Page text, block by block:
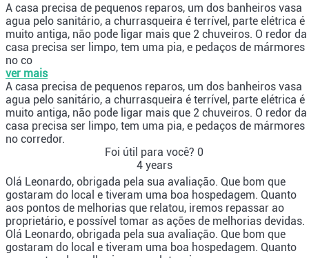
A casa precisa de pequenos reparos, um dos banheiros vasa
agua pelo sanitário, a churrasqueira é terrível, parte elétrica é
muito antiga, não pode ligar mais que 2 chuveiros. O redor da
casa precisa ser limpo, tem uma pia, e pedaços de mármores
no co
ver mais
A casa precisa de pequenos reparos, um dos banheiros vasa
agua pelo sanitário, a churrasqueira é terrível, parte elétrica é
muito antiga, não pode ligar mais que 2 chuveiros. O redor da
casa precisa ser limpo, tem uma pia, e pedaços de mármores
no corredor.
Foi útil para você? 0
4 years
Olá Leonardo, obrigada pela sua avaliação. Que bom que
gostaram do local e tiveram uma boa hospedagem. Quanto
aos pontos de melhorias que relatou, iremos repassar ao
proprietário, e possível tomar as ações de melhorias devidas.
Olá Leonardo, obrigada pela sua avaliação. Que bom que
gostaram do local e tiveram uma boa hospedagem. Quanto